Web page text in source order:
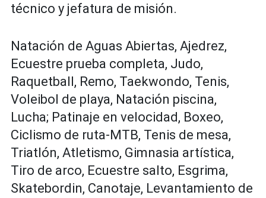
técnico y jefatura de misión.
Natación de Aguas Abiertas, Ajedrez,
Ecuestre prueba completa, Judo,
Raquetball, Remo, Taekwondo, Tenis,
Voleibol de playa, Natación piscina,
Lucha; Patinaje en velocidad, Boxeo,
Ciclismo de ruta-MTB, Tenis de mesa,
Triatlón, Atletismo, Gimnasia artística,
Tiro de arco, Ecuestre salto, Esgrima,
Skatebordin, Canotaje, Levantamiento de